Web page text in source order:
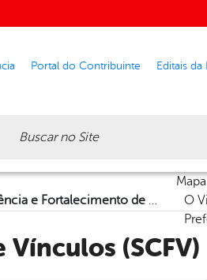
Portal do Contribuinte Editais da
Serviço de Convivência e Fortalecimento de Vínculos (SCFV)
O
(SCFV)